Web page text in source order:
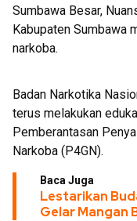
Sumbawa Besar,
Kabupaten Sumbawa
narkoba.
Badan Narkotika
terus melakukan
Pemberantasan
Narkoba (P4GN).
Baca Juga
Lestarikan
Gelar Mangan